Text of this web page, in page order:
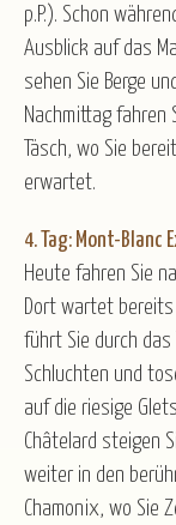
p.P.). Schon
Ausblick auf das
sehen Sie Berge
Nachmittag fahren
Täsch, wo Sie
erwartet.
4. Tag: Mont-Blanc
Heute fahren Sie
Dort wartet bereits
führt Sie durch
Schluchten und
auf die riesige
Châtelard steigen
weiter in den
Chamonix, wo Sie